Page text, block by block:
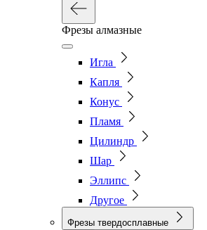
Фрезы алмазные
Игла
Капля
Конус
Пламя
Цилиндр
Шар
Эллипс
Другое
Фрезы твердосплавные